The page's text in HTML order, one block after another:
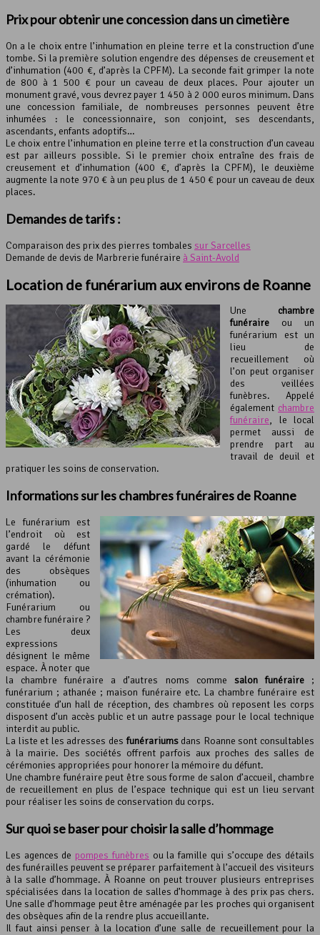
Prix pour obtenir une concession dans un cimetière
On a le choix entre l’inhumation en pleine terre et la construction d’une
tombe. Si la première solution engendre des dépenses de creusement et
d’inhumation (400 €, d’après la CPFM). La seconde fait grimper la note
de 800 à 1 500 € pour un caveau de deux places. Pour ajouter un
monument gravé, vous devrez payer 1 450 à 2 000 euros minimum. Dans
une concession familiale, de nombreuses personnes peuvent être
inhumées : le concessionnaire, son conjoint, ses descendants,
ascendants, enfants adoptifs…
Le choix entre l’inhumation en pleine terre et la construction d’un caveau
est par ailleurs possible. Si le premier choix entraîne des frais de
creusement et d’inhumation (400 €, d’après la CPFM), le deuxième
augmente la note 970 € à un peu plus de 1 450 € pour un caveau de deux
places.
Demandes de tarifs :
Comparaison des prix des pierres tombales sur Sarcelles
Demande de devis de Marbrerie funéraire à Saint-Avold
Location de funérarium aux environs de Roanne
Une chambre
funéraire ou un
funérarium est un
lieu de
recueillement où
l’on peut organiser
des veillées
funèbres. Appelé
également chambre
funéraire, le local
permet aussi de
prendre part au
travail de deuil et
pratiquer les soins de conservation.
Informations sur les chambres funéraires de Roanne
Le funérarium est
l’endroit où est
gardé le défunt
avant la cérémonie
des obsèques
(inhumation ou
crémation).
Funérarium ou
chambre funéraire ?
Les deux
expressions
désignent le même
espace. À noter que
la chambre funéraire a d’autres noms comme salon funéraire;
funérarium ; athanée ; maison funéraire etc. La chambre funéraire est
constituée d’un hall de réception, des chambres où reposent les corps
disposent d’un accès public et un autre passage pour le local technique
interdit au public.
La liste et les adresses desfunérariumsdans Roanne sont consultables
à la mairie. Des sociétés offrent parfois aux proches des salles de
cérémonies appropriées pour honorer la mémoire du défunt.
Une chambre funéraire peut être sous forme de salon d’accueil, chambre
de recueillement en plus de l’espace technique qui est un lieu servant
pour réaliser les soins de conservation du corps.
Sur quoi se baser pour choisir la salle d’hommage
Les agences de pompes funèbres ou la famille qui s’occupe des détails
des funérailles peuvent se préparer parfaitement à l’accueil des visiteurs
à la salle d’hommage. À Roanne on peut trouver plusieurs entreprises
spécialisées dans la location de salles d’hommage à des prix pas chers.
Une salle d’hommage peut être aménagée par les proches qui organisent
des obsèques afin de la rendre plus accueillante.
Il faut ainsi penser à la location d’une salle de recueillement pour la